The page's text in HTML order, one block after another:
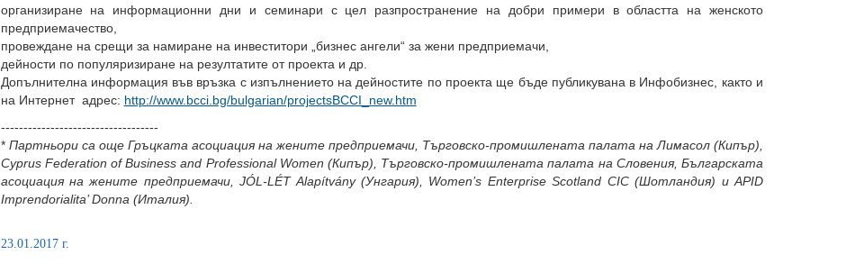
организиране на информационни дни и семинари с цел разпространение на добри примери в областта на женското
предприемачество,
провеждане на срещи за намиране на инвеститори „бизнес ангели“ за жени предприемачи,
дейности по популяризиране на резултатите от проекта и др.
Допълнителна информация във връзка с изпълнението на дейностите по проекта ще бъде публикувана в Инфобизнес, както и
на Интернет адрес: http://www.bcci.bg/bulgarian/projectsBCCI_new.htm
-----------------------------------
* Партньори са още Гръцката асоциация на жените предприемачи, Търговско-промишлената палата на Лимасол (Кипър),
Cyprus Federation of Business and Professional Women (Кипър), Търговско-промишлената палата на Словения, Българската
асоциация на жените предприемачи, JÓL-LÉT Alapítvány (Унгария), Women’s Enterprise Scotland CIC (Шотландия) и APID
Imprendorialita’ Donna (Италия).
23.01.2017 г.